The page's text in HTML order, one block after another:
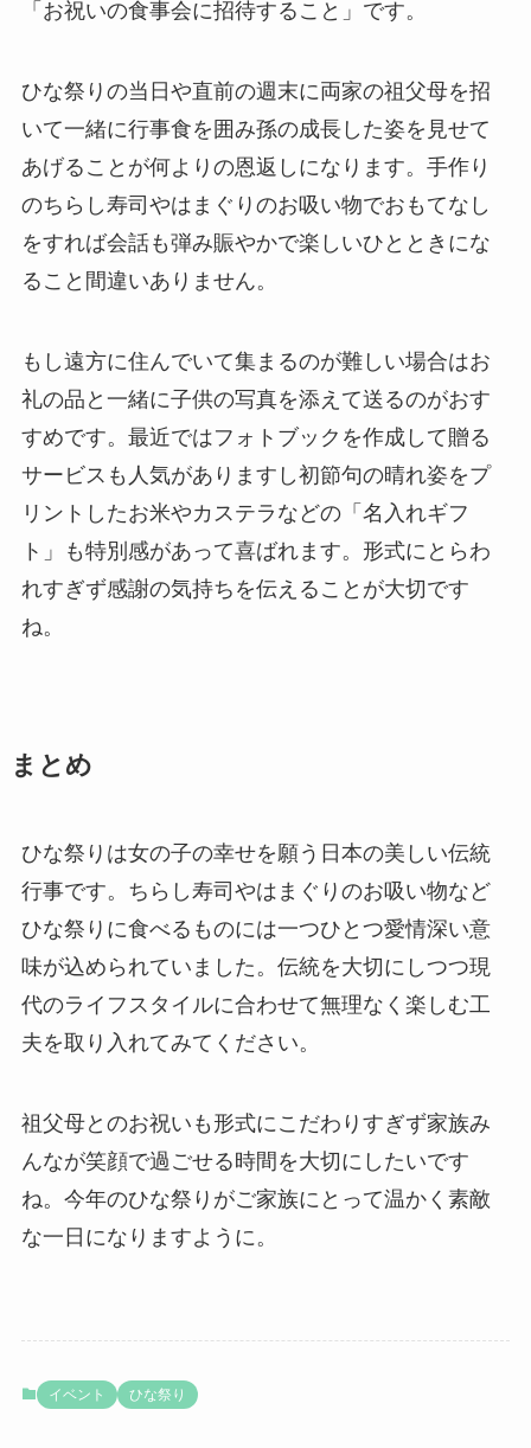
「お祝いの食事会に招待すること」です。
ひな祭りの当日や直前の週末に両家の祖父母を招
いて一緒に行事食を囲み孫の成長した姿を見せて
あげることが何よりの恩返しになります。手作り
のちらし寿司やはまぐりのお吸い物でおもてなし
をすれば会話も弾み賑やかで楽しいひとときにな
ること間違いありません。
もし遠方に住んでいて集まるのが難しい場合はお
礼の品と一緒に子供の写真を添えて送るのがおす
すめです。最近ではフォトブックを作成して贈る
サービスも人気がありますし初節句の晴れ姿をプ
リントしたお米やカステラなどの「名入れギフ
ト」も特別感があって喜ばれます。形式にとらわ
れすぎず感謝の気持ちを伝えることが大切です
ね。
まとめ
ひな祭りは女の子の幸せを願う日本の美しい伝統
行事です。ちらし寿司やはまぐりのお吸い物など
ひな祭りに食べるものには一つひとつ愛情深い意
味が込められていました。伝統を大切にしつつ現
代のライフスタイルに合わせて無理なく楽しむ工
夫を取り入れてみてください。
祖父母とのお祝いも形式にこだわりすぎず家族み
んなが笑顔で過ごせる時間を大切にしたいです
ね。今年のひな祭りがご家族にとって温かく素敵
な一日になりますように。
イベント ひな祭り